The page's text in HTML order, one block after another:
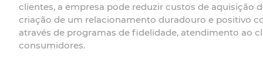
clientes, a empresa pode reduzir custos de aquisição
criação de um relacionamento duradouro e positivo
através de programas de fidelidade, atendimento ao
consumidores.